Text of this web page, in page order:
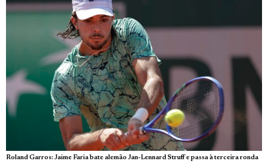
Roland Garros: Jaime Faria bate alemão Jan-Lennard Struff e passa à terceira ronda